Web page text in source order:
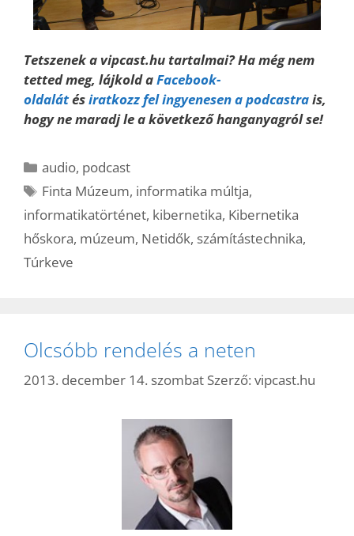
Tetszenek a vipcast.hu tartalmai? Ha még nem
tetted meg, lájkold aFacebook-
oldalátésiratkozz fel ingyenesen a podcastrais,
hogy ne maradj le a következő hanganyagról se!
Kategória
audio, podcast
Címkék
Finta Múzeum, informatika múltja,
informatikatörténet, kibernetika, Kibernetika
hőskora, múzeum, Netidők, számítástechnika,
Túrkeve
Olcsóbb rendelés a neten
2013. december 14. szombat Szerző: vipcast.hu